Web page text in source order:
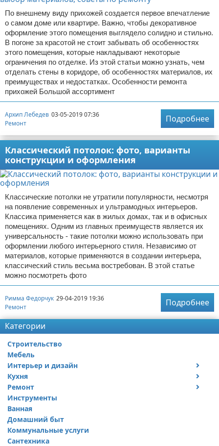
По внешнему виду прихожей создается первое впечатление
о самом доме или квартире. Важно, чтобы декоративное
оформление этого помещения выглядело солидно и стильно.
В погоне за красотой не стоит забывать об особенностях
этого помещения, которые накладывают некоторые
ограничения по отделке. Из этой статьи можно узнать, чем
отделать стены в коридоре, об особенностях материалов, их
преимуществах и недостатках. Особенности ремонта
прихожей Большой ассортимент
Архип Лебедев 03-05-2019 07:36
Ремонт
Подробнее
Классический потолок: фото, варианты
конструкции и оформления
Классические потолки не утратили популярности, несмотря
на появление современных и ультрамодных интерьеров.
Классика применяется как в жилых домах, так и в офисных
помещениях. Одним из главных преимуществ является их
универсальность - такие потолки можно использовать при
оформлении любого интерьерного стиля. Независимо от
материалов, которые применяются в создании интерьера,
классический стиль весьма востребован. В этой статье
можно посмотреть фото
Римма Федорчук 29-04-2019 19:36
Ремонт
Подробнее
Категории
Строительство
Мебель
Интерьер и дизайн
Дизайн дачи
Дизайн квартиры
Кухня
Посуда
Ремонт
Ремонт дачи
Ремонт квартиры
Инструменты
Ванная
Домашний быт
Коммунальные услуги
Сантехника